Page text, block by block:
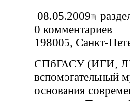
08.05.2009
0 комментариев
198005, Санкт-
СПбГАСУ (ИГИ,
вспомогательный
основания